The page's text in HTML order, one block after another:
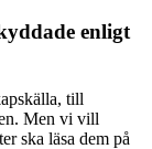
enligt
till
Men vi vill
ska läsa dem på